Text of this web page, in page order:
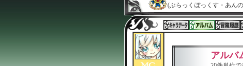
(ぶらっくぼっくす・あん
アルバ